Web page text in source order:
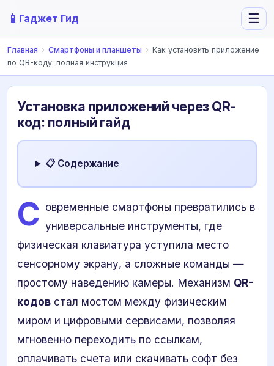
📱 Гаджет Гид ☰
Главная › Смартфоны и планшеты › Как установить приложение
по QR-коду: полная инструкция
Установка приложений через QR-
код: полный гайд
📋 Содержание
С овременные смартфоны превратились в
универсальные инструменты, где
физическая клавиатура уступила место
сенсорному экрану, а сложные команды —
простому наведению камеры. Механизм QR-
кодов стал мостом между физическим
миром и цифровыми сервисами, позволяя
мгновенно переходить по ссылкам,
оплачивать счета или скачивать софт без